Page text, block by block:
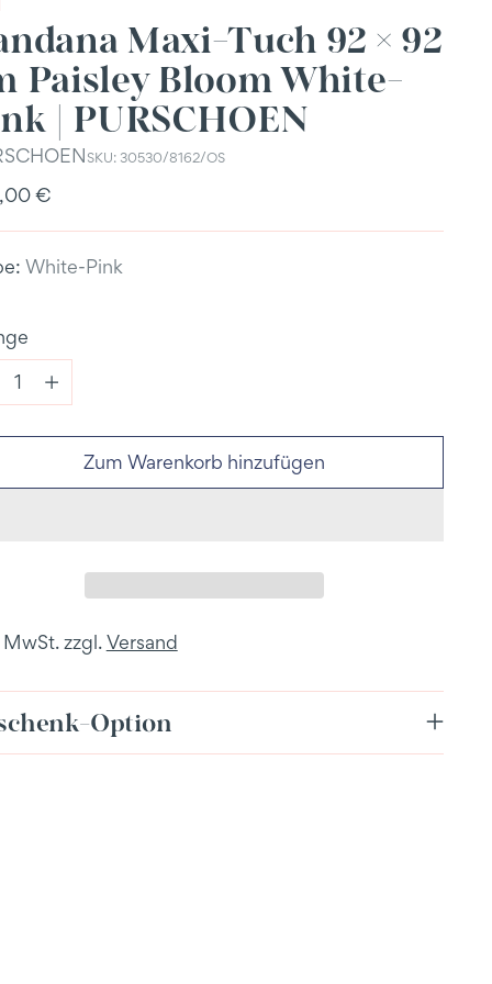
Maxi-Tuch 92 × 92
Paisley Bloom White-
| PURSCHOEN
SKU: 30530/8162/OS
€
White-Pink
Zum Warenkorb hinzufügen
MwSt. zzgl.Versand
Option